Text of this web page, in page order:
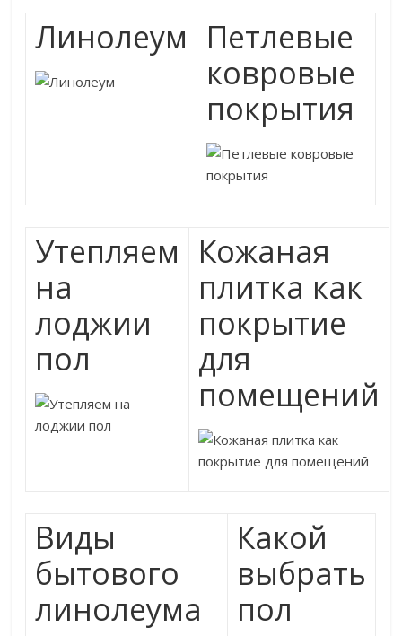
Линолеум Петлевые
ковровые
покрытия
Утепляем
на
лоджии
пол
Кожаная
плитка как
покрытие
для
помещений
Виды
бытового
линолеума
Какой
выбрать
пол